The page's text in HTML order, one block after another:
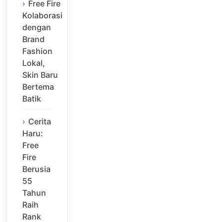
Free Fire
Kolaborasi
dengan
Brand
Fashion
Lokal,
Skin Baru
Bertema
Batik
Cerita
Haru:
Free
Fire
Berusia
55
Tahun
Raih
Rank